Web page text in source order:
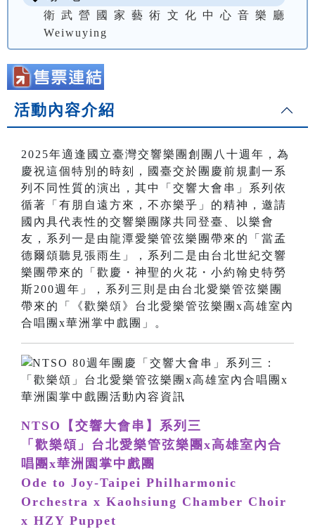
衛武營國家藝術文化中心音樂廳
Weiwuying
活動內容介紹
2025年適逢國立臺灣交響樂團創團八十週年，為
慶祝這個特別的時刻，國臺交於團慶前規劃一系
列不同性質的演出，其中「交響大會串」系列依
循著「有朋自遠方來，不亦樂乎」的精神，邀請
國內具代表性的交響樂團隊共同登臺、以樂會
友，系列一是由龍潭愛樂管弦樂團帶來的「當孟
德爾頌聽見張雨生」，系列二是由台北世紀交響
樂團帶來的「歡慶・神聖的火花・小約翰史特勞
斯200週年」，系列三則是由台北愛樂管弦樂團
帶來的「《歡樂頌》台北愛樂管弦樂團x高雄室內
合唱團x華洲掌中戲團」。
NTSO【交響大會串】系列三
「歡樂頌」台北愛樂管弦樂團x高雄室內合
唱團x華洲園掌中戲團
Ode to Joy-Taipei Philharmonic
Orchestra x Kaohsiung Chamber Choir
x HZY Puppet